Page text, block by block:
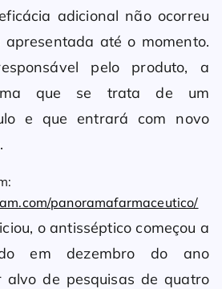
adicional não ocorreu
apresentada até o momento.
pelo produto, a
que se trata de um
e que entrará com novo
panoramafarmaceutico/
o antisséptico começou a
em dezembro do ano
alvo de pesquisas de quatro